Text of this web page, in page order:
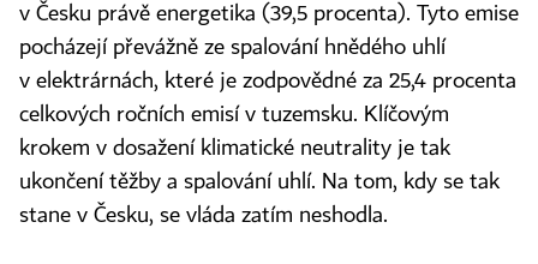
v Česku právě energetika (39,5 procenta). Tyto emise
pocházejí převážně ze spalování hnědého uhlí
v elektrárnách, které je zodpovědné za 25,4 procenta
celkových ročních emisí v tuzemsku. Klíčovým
krokem v dosažení klimatické neutrality je tak
ukončení těžby a spalování uhlí. Na tom, kdy se tak
stane v Česku, se vláda zatím neshodla.